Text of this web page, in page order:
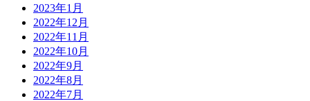
2023年1月
2022年12月
2022年11月
2022年10月
2022年9月
2022年8月
2022年7月